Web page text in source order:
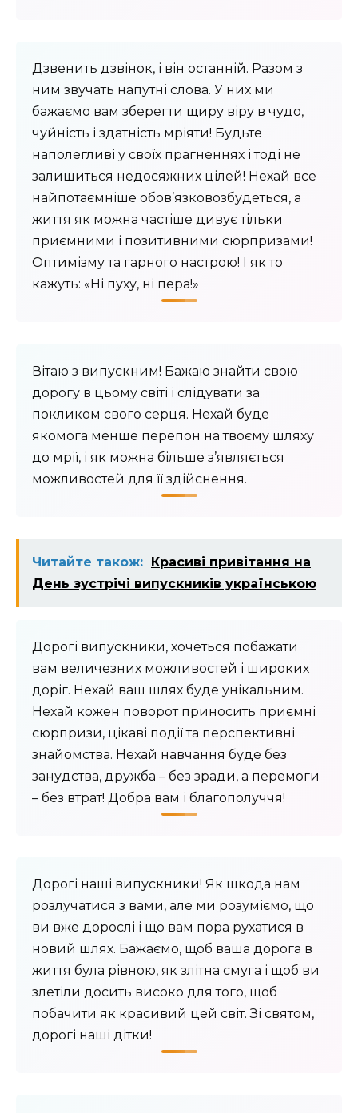
Дзвенить дзвінок, і він останній. Разом з
ним звучать напутні слова. У них ми
бажаємо вам зберегти щиру віру в чудо,
чуйність і здатність мріяти! Будьте
наполегливі у своїх прагненнях і тоді не
залишиться недосяжних цілей! Нехай все
найпотаємніше обов’язковозбудеться, а
життя як можна частіше дивує тільки
приємними і позитивними сюрпризами!
Оптимізму та гарного настрою! І як то
кажуть: «Ні пуху, ні пера!»
Вітаю з випускним! Бажаю знайти свою
дорогу в цьому світі і слідувати за
покликом свого серця. Нехай буде
якомога менше перепон на твоєму шляху
до мрії, і як можна більше з’являється
можливостей для її здійснення.
Читайте також: Красиві привітання на
День зустрічі випускників українською
Дорогі випускники, хочеться побажати
вам величезних можливостей і широких
доріг. Нехай ваш шлях буде унікальним.
Нехай кожен поворот приносить приємні
сюрпризи, цікаві події та перспективні
знайомства. Нехай навчання буде без
занудства, дружба – без зради, а перемоги
– без втрат! Добра вам і благополуччя!
Дорогі наші випускники! Як шкода нам
розлучатися з вами, але ми розуміємо, що
ви вже дорослі і що вам пора рухатися в
новий шлях. Бажаємо, щоб ваша дорога в
життя була рівною, як злітна смуга і щоб ви
злетіли досить високо для того, щоб
побачити як красивий цей світ. Зі святом,
дорогі наші дітки!